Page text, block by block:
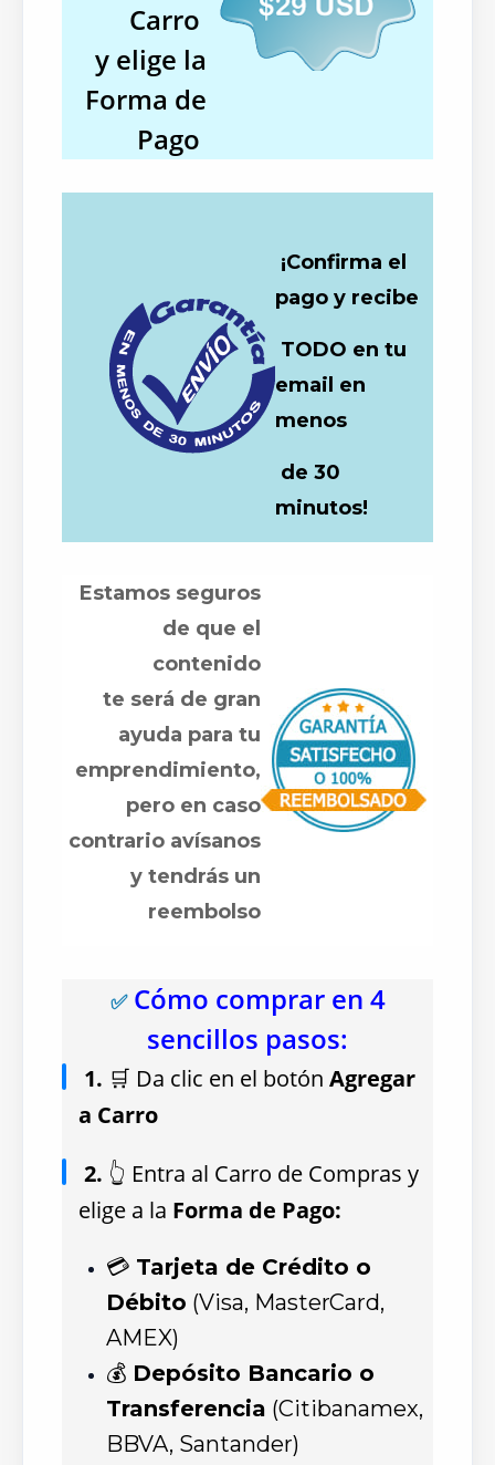
Carro
y elige la
Forma de
Pago
¡Confirma el
pago y recibe
TODO en tu
email en
menos
de 30
minutos!
Estamos seguros
de que el
contenido
te será de gran
ayuda para tu
emprendimiento,
pero en caso
contrario avísanos
y tendrás un
reembolso
✅ Cómo comprar en 4
sencillos pasos:
1. 🛒 Da clic en el botón Agregar
a Carro
2. 👆 Entra al Carro de Compras y
elige a la Forma de Pago:
💳 Tarjeta de Crédito o
Débito (Visa, MasterCard,
AMEX)
💰 Depósito Bancario o
Transferencia (Citibanamex,
BBVA, Santander)